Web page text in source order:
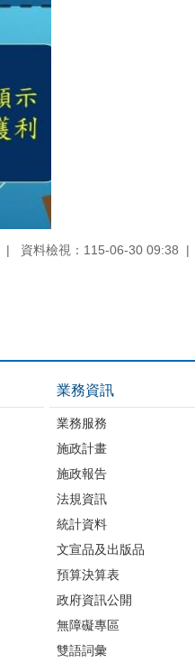
資料檢視：115-06-30 09:38
業務資訊
業務服務
施政計畫
施政報告
法規資訊
統計資料
文宣品及出版品
預算決算表
政府資訊公開
無障礙專區
雙語詞彙